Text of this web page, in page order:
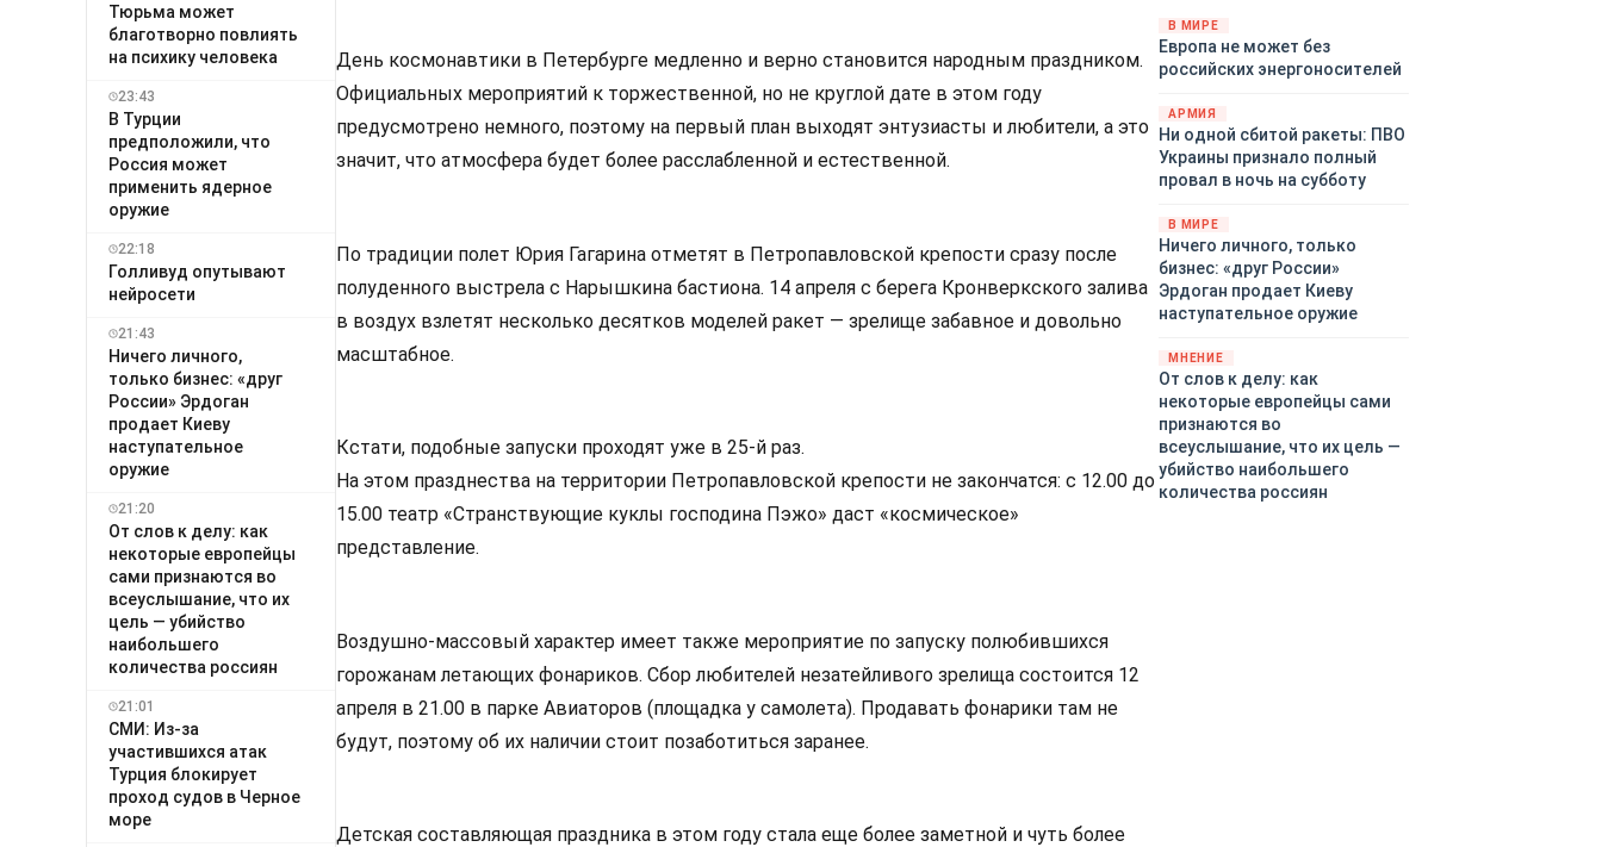
Тюрьма может
благотворно повлиять
на психику человека
23:43
В Турции
предположили, что
Россия может
применить ядерное
оружие
22:18
Голливуд опутывают
нейросети
21:43
Ничего личного,
только бизнес: «друг
России» Эрдоган
продает Киеву
наступательное
оружие
21:20
От слов к делу: как
некоторые европейцы
сами признаются во
всеуслышание, что их
цель — убийство
наибольшего
количества россиян
21:01
СМИ: Из-за
участившихся атак
Турция блокирует
проход судов в Черное
море
День космонавтики в Петербурге медленно и верно становится народным праздником.
Официальных мероприятий к торжественной, но не круглой дате в этом году
предусмотрено немного, поэтому на первый план выходят энтузиасты и любители, а это
значит, что атмосфера будет более расслабленной и естественной.
По традиции полет Юрия Гагарина отметят в Петропавловской крепости сразу после
полуденного выстрела с Нарышкина бастиона. 14 апреля с берега Кронверкского залива
в воздух взлетят несколько десятков моделей ракет — зрелище забавное и довольно
масштабное.
Кстати, подобные запуски проходят уже в 25-й раз.
На этом празднества на территории Петропавловской крепости не закончатся: с 12.00 до
15.00 театр «Странствующие куклы господина Пэжо» даст «космическое»
представление.
Воздушно-массовый характер имеет также мероприятие по запуску полюбившихся
горожанам летающих фонариков. Сбор любителей незатейливого зрелища состоится 12
апреля в 21.00 в парке Авиаторов (площадка у самолета). Продавать фонарики там не
будут, поэтому об их наличии стоит позаботиться заранее.
Детская составляющая праздника в этом году стала еще более заметной и чуть более
территориями Белгородской,
Брянской, Воронежской,
Курской, Липецкой,
Ростовской, Рязанской,
Самарской, Саратовской,
Тамбовской, Тульской
областей, Краснодарского
края, Республики Крым и над
акваторией Азовского моря.
В МИРЕ
Европа не может без
российских энергоносителей
АРМИЯ
Ни одной сбитой ракеты: ПВО
Украины признало полный
провал в ночь на субботу
В МИРЕ
Ничего личного, только
бизнес: «друг России»
Эрдоган продает Киеву
наступательное оружие
МНЕНИЕ
От слов к делу: как
некоторые европейцы сами
признаются во
всеуслышание, что их цель —
убийство наибольшего
количества россиян